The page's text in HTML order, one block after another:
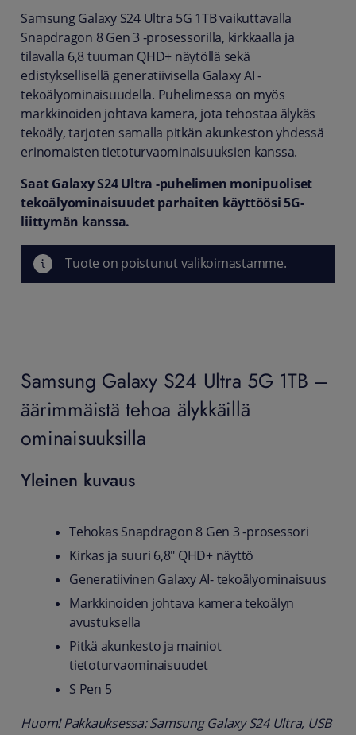
Samsung Galaxy S24 Ultra 5G 1TB vaikuttavalla
Snapdragon 8 Gen 3 -prosessorilla, kirkkaalla ja
tilavalla 6,8 tuuman QHD+ näytöllä sekä
edistyksellisellä generatiivisella Galaxy AI -
tekoälyominaisuudella. Puhelimessa on myös
markkinoiden johtava kamera, jota tehostaa älykäs
tekoäly, tarjoten samalla pitkän akunkeston yhdessä
erinomaisten tietoturvaominaisuuksien kanssa.
Saat Galaxy S24 Ultra -puhelimen monipuoliset
tekoälyominaisuudet parhaiten käyttöösi 5G-
liittymän kanssa.
Tuote on poistunut valikoimastamme.
Samsung Galaxy S24 Ultra 5G 1TB –
äärimmäistä tehoa älykkäillä
ominaisuuksilla
Yleinen kuvaus
Tehokas Snapdragon 8 Gen 3 -prosessori
Kirkas ja suuri 6,8" QHD+ näyttö
Generatiivinen Galaxy AI- tekoälyominaisuus
Markkinoiden johtava kamera tekoälyn
avustuksella
Pitkä akunkesto ja mainiot
tietoturvaominaisuudet
S Pen 5
Huom! Pakkauksessa: Samsung Galaxy S24 Ultra, USB